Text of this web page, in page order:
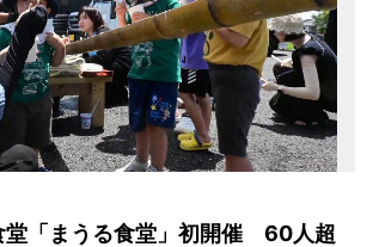
堂「まうる食堂」初開催 60人超